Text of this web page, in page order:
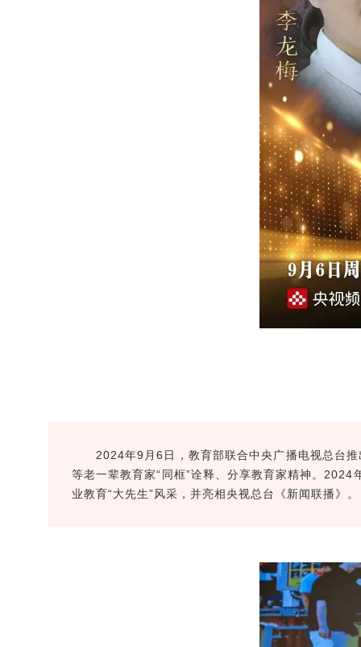
2024年9月6日，教育部联合中央广播电视总台
等老一辈教育家“同框”诠释、分享教育家精神。
业教育“大先生”风采，并亮相央视总台《新闻联播》。